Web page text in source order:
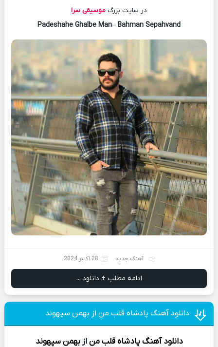
در سایت بزرگ موسیقی سرا
Padeshahe Ghalbe Man– Bahman Sepahvand
آهنگ جدید 28 اکتبر 2024
ادامه مطلب + دانلود ...
دانلود آهنگ پادشاه قلب من از بهمن سپهوند
دانلود آهنگ پادشاه قلب من ازبهمن سپهوند